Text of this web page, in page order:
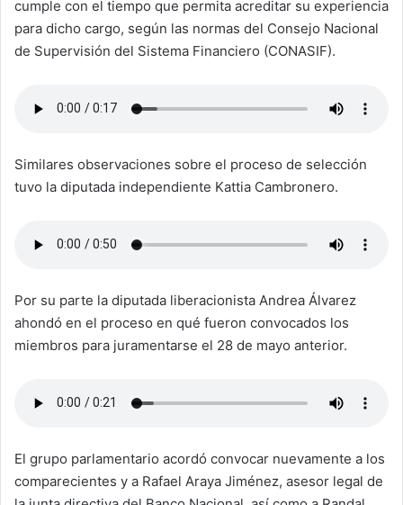
cumple con el tiempo que permita acreditar su experiencia
para dicho cargo, según las normas del Consejo Nacional
de Supervisión del Sistema Financiero (CONASIF).
Similares observaciones sobre el proceso de selección
tuvo la diputada independiente Kattia Cambronero.
Por su parte la diputada liberacionista Andrea Álvarez
ahondó en el proceso en qué fueron convocados los
miembros para juramentarse el 28 de mayo anterior.
El grupo parlamentario acordó convocar nuevamente a los
comparecientes y a Rafael Araya Jiménez, asesor legal de